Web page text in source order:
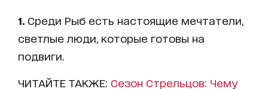
1. Среди Рыб есть настоящие мечтатели,
светлые люди, которые готовы на
подвиги.
ЧИТАЙТЕ ТАКЖЕ: Сезон Стрельцов: Чему